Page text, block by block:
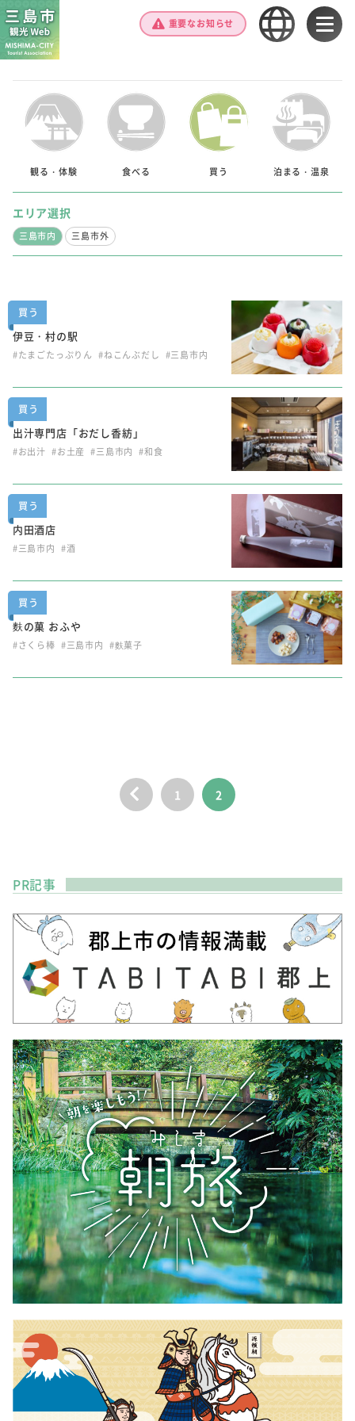
重要なお知らせ
観る・体験 食べる 買う 泊まる・温泉
エリア選択
三島市内 三島市外
買う
伊豆・村の駅
#たまごたっぷりん #ねこんぶだし #三島市内
買う
出汁専門店「おだし香紡」
#お出汁 #お土産 #三島市内 #和食
買う
内田酒店
#三島市内 #酒
買う
麩の菓 おふや
#さくら棒 #三島市内 #麩菓子
1 2
PR記事